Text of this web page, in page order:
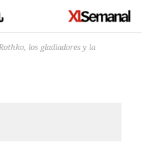
los gladiadores y la